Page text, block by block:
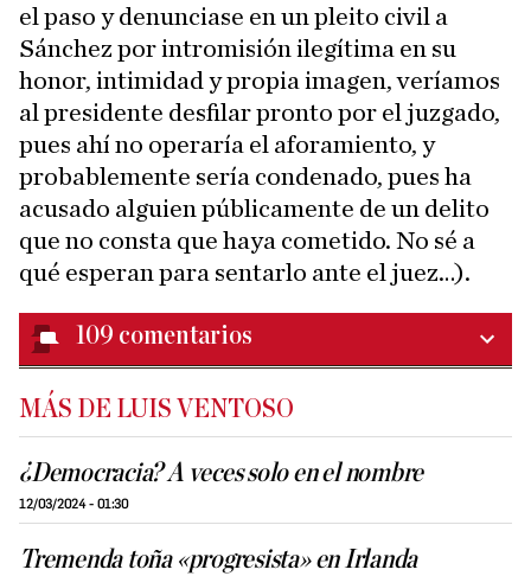
el paso y denunciase en un pleito civil a
Sánchez por intromisión ilegítima en su
honor, intimidad y propia imagen, veríamos
al presidente desfilar pronto por el juzgado,
pues ahí no operaría el aforamiento, y
probablemente sería condenado, pues ha
acusado alguien públicamente de un delito
que no consta que haya cometido. No sé a
qué esperan para sentarlo ante el juez…).
109 comentarios
MÁS DE LUIS VENTOSO
¿Democracia? A veces solo en el nombre
12/03/2024 - 01:30
Tremenda toña «progresista» en Irlanda